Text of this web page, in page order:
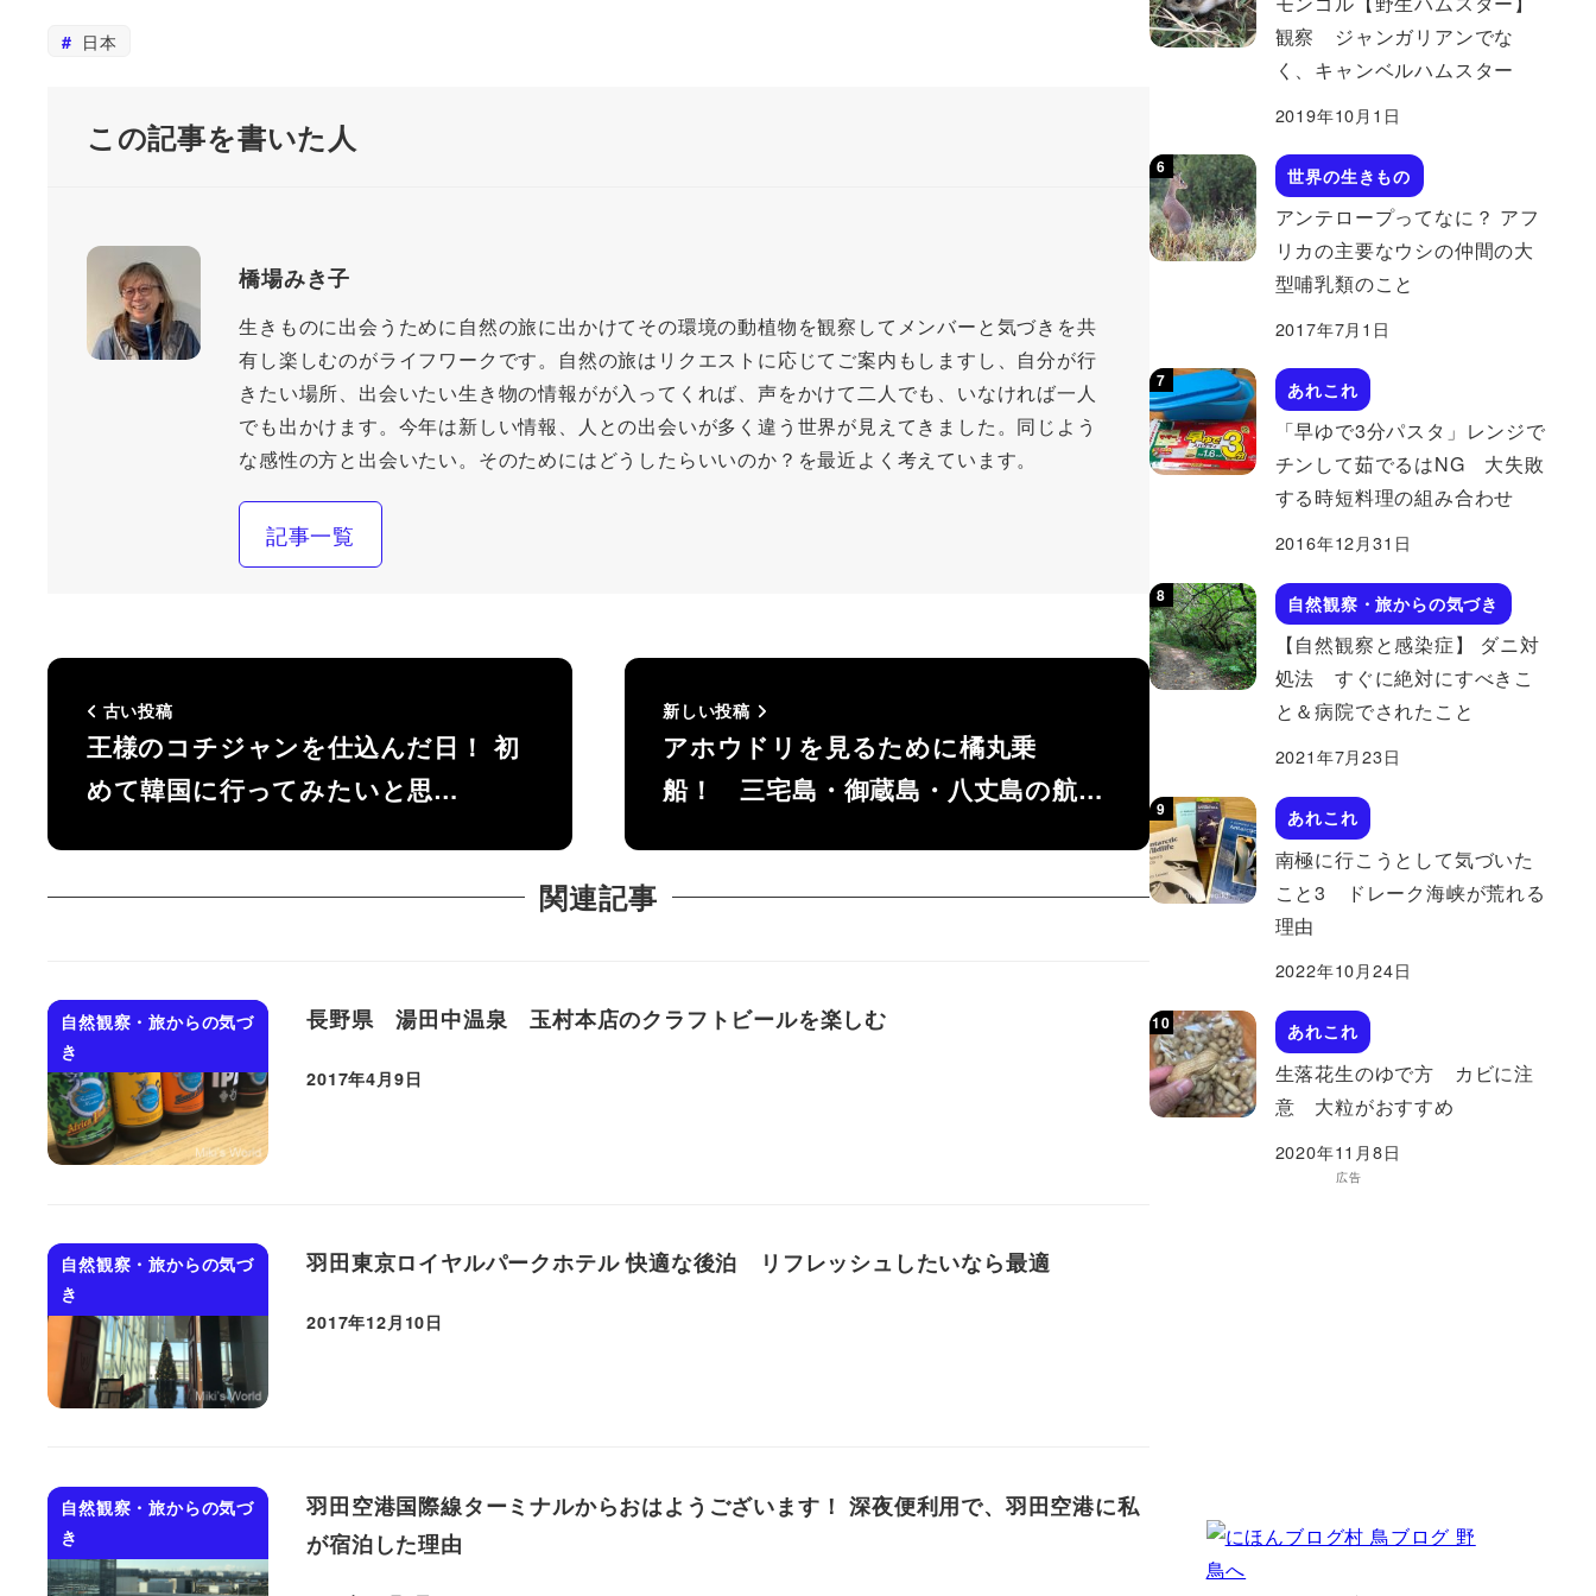
日本
この記事を書いた人
橋場みき子
生きものに出会うために自然の旅に出かけてその環境の動植物を観察してメンバーと気づきを共
有し楽しむのがライフワークです。自然の旅はリクエストに応じてご案内もしますし、自分が行
きたい場所、出会いたい生き物の情報がが入ってくれば、声をかけて二人でも、いなければ一人
でも出かけます。今年は新しい情報、人との出会いが多く違う世界が見えてきました。同じよう
な感性の方と出会いたい。そのためにはどうしたらいいのか？を最近よく考えています。
記事一覧
古い投稿
王様のコチジャンを仕込んだ日！ 初
めて韓国に行ってみたいと思…
新しい投稿
アホウドリを見るために橘丸乗
船！ 三宅島・御蔵島・八丈島の航…
関連記事
自然観察・旅からの気づ
き
長野県 湯田中温泉 玉村本店のクラフトビールを楽しむ
投稿日
2017年4月9日
自然観察・旅からの気づ
き
羽田東京ロイヤルパークホテル 快適な後泊 リフレッシュしたいなら最適
投稿日
2017年12月10日
自然観察・旅からの気づ
き
羽田空港国際線ターミナルからおはようございます！ 深夜便利用で、羽田空港に私
が宿泊した理由
観察 ジャンガリアンでな
く、キャンベルハムスター
2019年10月1日
世界の生きもの
アンテロープってなに？ アフ
リカの主要なウシの仲間の大
型哺乳類のこと
2017年7月1日
あれこれ
「早ゆで3分パスタ」レンジで
チンして茹でるはNG 大失敗
する時短料理の組み合わせ
2016年12月31日
自然観察・旅からの気づき
【自然観察と感染症】 ダニ対
処法 すぐに絶対にすべきこ
と＆病院でされたこと
2021年7月23日
あれこれ
南極に行こうとして気づいた
こと3 ドレーク海峡が荒れる
理由
2022年10月24日
あれこれ
生落花生のゆで方 カビに注
意 大粒がおすすめ
2020年11月8日
広告